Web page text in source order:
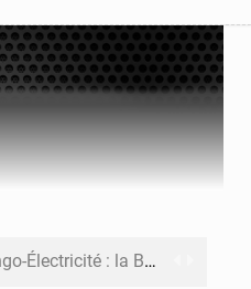
Congo-Électricité : la BAD renforce son appui pour accélérer les investissements